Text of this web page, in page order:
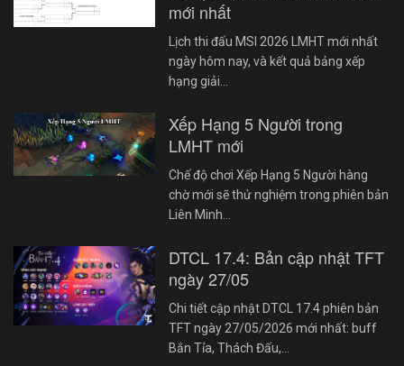
mới nhất
Lịch thi đấu MSI 2026 LMHT mới nhất
ngày hôm nay, và kết quả bảng xếp
hạng giải…
Xếp Hạng 5 Người trong
LMHT mới
Chế độ chơi Xếp Hạng 5 Người hàng
chờ mới sẽ thử nghiệm trong phiên bản
Liên Minh…
DTCL 17.4: Bản cập nhật TFT
ngày 27/05
Chi tiết cập nhật DTCL 17.4 phiên bản
TFT ngày 27/05/2026 mới nhất: buff
Bắn Tỉa, Thách Đấu,…